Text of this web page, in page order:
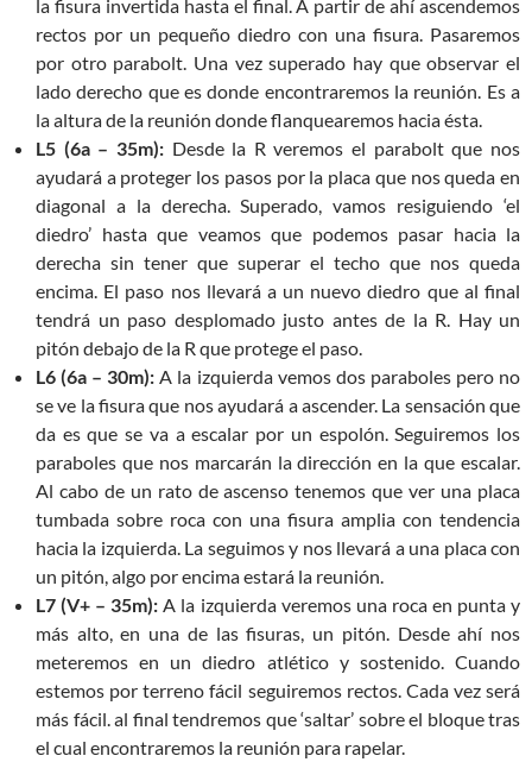
la fisura invertida hasta el final. A partir de ahí ascendemos
rectos por un pequeño diedro con una fisura. Pasaremos
por otro parabolt. Una vez superado hay que observar el
lado derecho que es donde encontraremos la reunión. Es a
la altura de la reunión donde flanquearemos hacia ésta.
L5 (6a – 35m):Desde la R veremos el parabolt que nos
ayudará a proteger los pasos por la placa que nos queda en
diagonal a la derecha. Superado, vamos resiguiendo ‘el
diedro’ hasta que veamos que podemos pasar hacia la
derecha sin tener que superar el techo que nos queda
encima. El paso nos llevará a un nuevo diedro que al final
tendrá un paso desplomado justo antes de la R. Hay un
pitón debajo de la R que protege el paso.
L6 (6a – 30m):A la izquierda vemos dos paraboles pero no
se ve la fisura que nos ayudará a ascender. La sensación que
da es que se va a escalar por un espolón. Seguiremos los
paraboles que nos marcarán la dirección en la que escalar.
Al cabo de un rato de ascenso tenemos que ver una placa
tumbada sobre roca con una fisura amplia con tendencia
hacia la izquierda. La seguimos y nos llevará a una placa con
un pitón, algo por encima estará la reunión.
L7 (V+ – 35m): A la izquierda veremos una roca en punta y
más alto, en una de las fisuras, un pitón. Desde ahí nos
meteremos en un diedro atlético y sostenido. Cuando
estemos por terreno fácil seguiremos rectos. Cada vez será
más fácil. al final tendremos que ‘saltar’ sobre el bloque tras
el cual encontraremos la reunión para rapelar.